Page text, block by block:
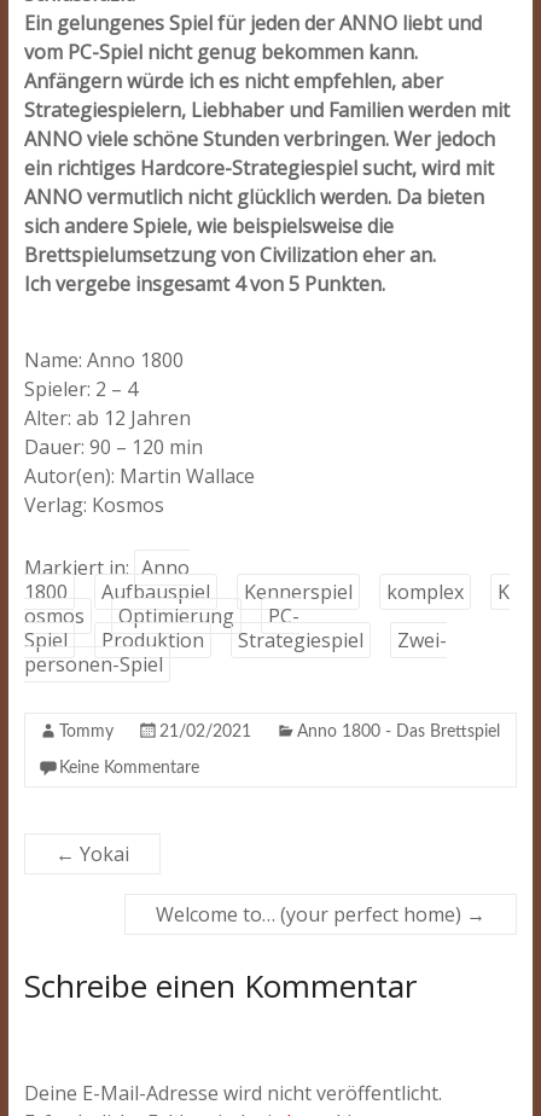
Ein gelungenes Spiel für jeden der ANNO liebt und
vom PC-Spiel nicht genug bekommen kann.
Anfängern würde ich es nicht empfehlen, aber
Strategiespielern, Liebhaber und Familien werden mit
ANNO viele schöne Stunden verbringen. Wer jedoch
ein richtiges Hardcore-Strategiespiel sucht, wird mit
ANNO vermutlich nicht glücklich werden. Da bieten
sich andere Spiele, wie beispielsweise die
Brettspielumsetzung von Civilization eher an.
Ich vergebe insgesamt 4 von 5 Punkten.
Name: Anno 1800
Spieler: 2 – 4
Alter: ab 12 Jahren
Dauer: 90 – 120 min
Autor(en): Martin Wallace
Verlag: Kosmos
Markiert in: Anno
1800
Aufbauspiel Kennerspiel komplex
K
osmos
Optimierung
PC-
Spiel
Produktion Strategiespiel
Zwei-
personen-Spiel
Tommy 21/02/2021 Anno 1800 - Das Brettspiel
Keine Kommentare
← Yokai
Welcome to… (your perfect home) →
Schreibe einen Kommentar
Deine E-Mail-Adresse wird nicht veröffentlicht.